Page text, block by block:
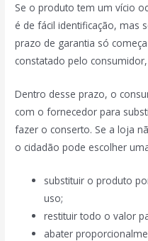
Se o produto tem um vício
é de fácil identificação, mas
prazo de garantia só
constatado pelo
Dentro desse prazo, o
com o fornecedor para
fazer o conserto. Se a loja
o cidadão pode escolher
substituir o produto
uso;
restituir todo o valor
abater